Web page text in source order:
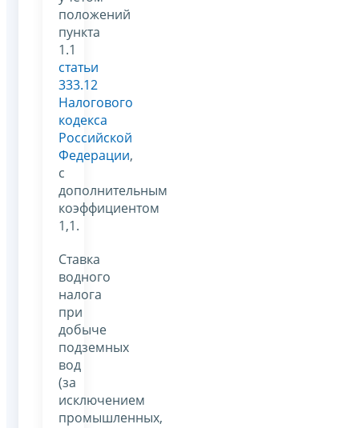
положений
пункта
1.1
статьи
333.12
Налогового
кодекса
Российской
Федерации,
с
дополнительным
коэффициентом
1,1.
Ставка
водного
налога
при
добыче
подземных
вод
(за
исключением
промышленных,